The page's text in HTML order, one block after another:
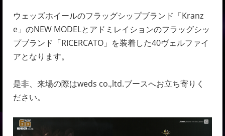
ウェッズホイールのフラッグシップブランド「Kranz
e」のNEW MODELとアドミレイションのフラッグシッ
プブランド「RICERCATO」を装着した40ヴェルファイ
アとなります。
是非、来場の際はweds co.,ltd.ブースへお立ち寄りく
ださい。